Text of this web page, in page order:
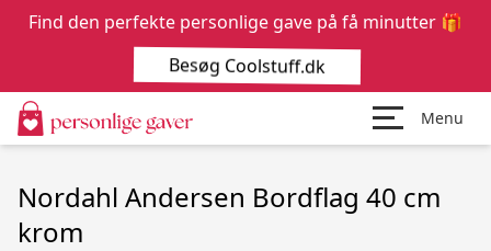
Menu
Nordahl Andersen Bordflag 40 cm
krom
Find den perfekte personlige gave på få minutter 🎁
Besøg Coolstuff.dk